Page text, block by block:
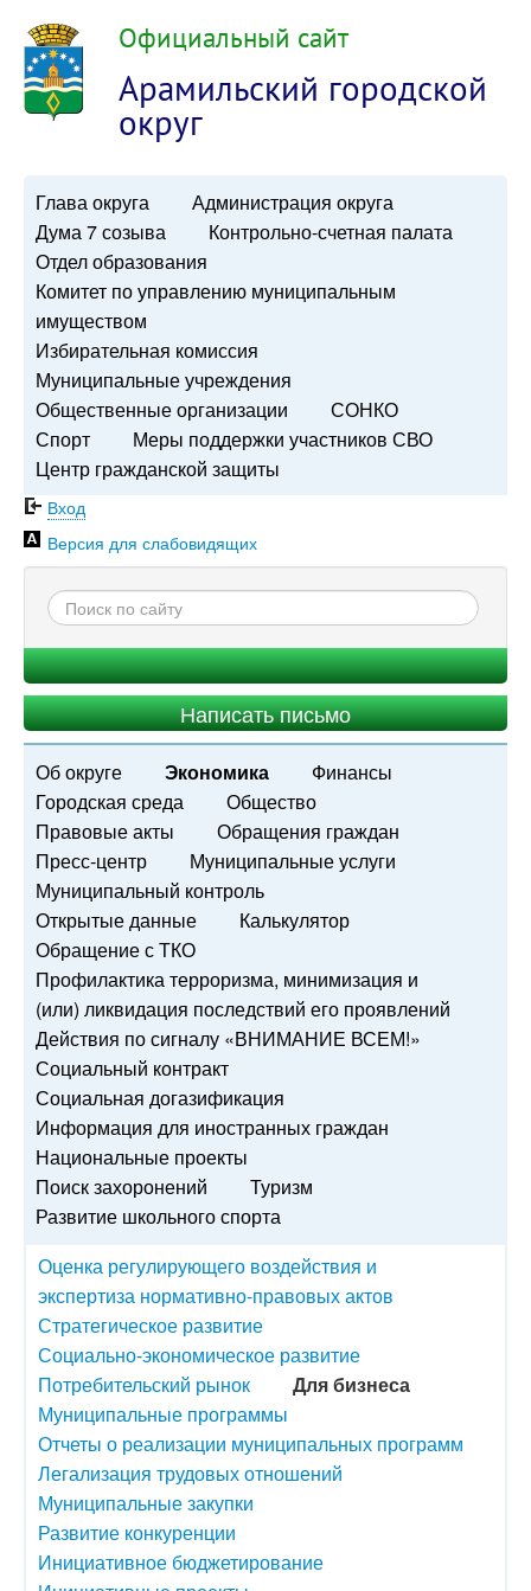
Официальный сайт
Арамильский городской
округ
Глава округа
Администрация округа
Дума 7 созыва
Контрольно-счетная палата
Отдел образования
Комитет по управлению муниципальным
имуществом
Избирательная комиссия
Муниципальные учреждения
Общественные организации
СОНКО
Спорт
Меры поддержки участников СВО
Центр гражданской защиты
Вход
Версия для слабовидящих
Написать письмо
Об округе Экономика
Финансы
Городская среда
Общество
Правовые акты
Обращения граждан
Пресс-центр
Муниципальные услуги
Муниципальный контроль
Открытые данные
Калькулятор
Обращение с ТКО
Профилактика терроризма, минимизация и
(или) ликвидация последствий его проявлений
Действия по сигналу «ВНИМАНИЕ ВСЕМ!»
Социальный контракт
Социальная догазификация
Информация для иностранных граждан
Национальные проекты
Поиск захоронений
Туризм
Развитие школьного спорта
Оценка регулирующего воздействия и
экспертиза нормативно-правовых актов
Стратегическое развитие
Социально-экономическое развитие
Потребительский рынок
Для бизнеса
Муниципальные программы
Отчеты о реализации муниципальных программ
Легализация трудовых отношений
Муниципальные закупки
Развитие конкуренции
Инициативное бюджетирование